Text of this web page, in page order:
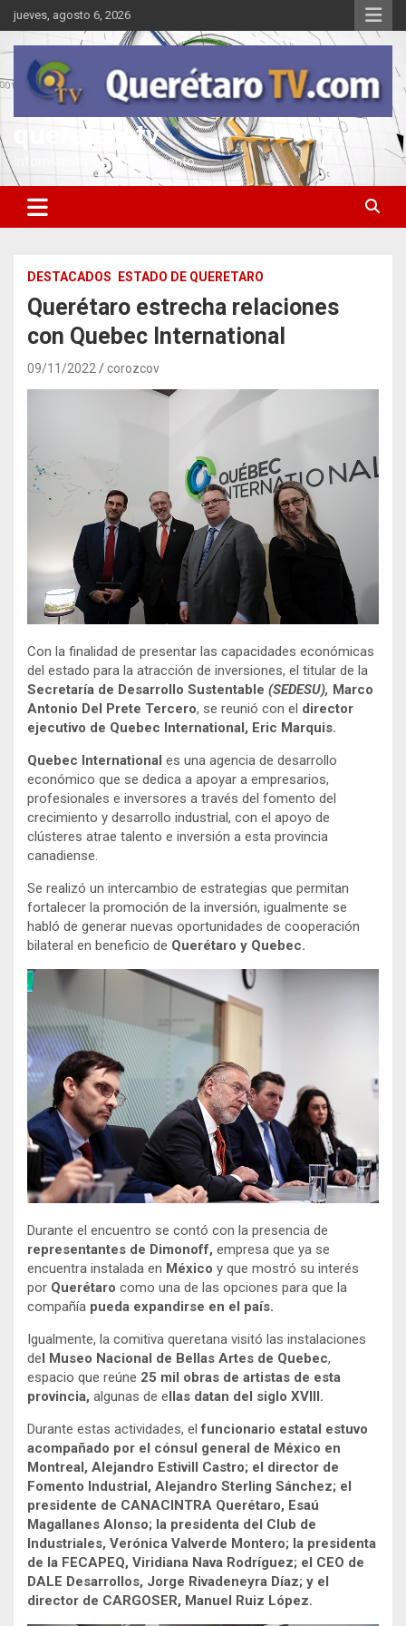
Saltar
al
contenido
jueves, agosto 6, 2026
queretarotv
Información y entretenimiento
DESTACADOS ESTADO DE QUERETARO
Querétaro estrecha relaciones
con Quebec International
09/11/2022 corozcov
Con la finalidad de presentar las capacidades económicas
del estado para la atracción de inversiones, el titular de la
Secretaría de Desarrollo Sustentable (SEDESU), Marco
Antonio Del Prete Tercero, se reunió con el director
ejecutivo de Quebec International, Eric Marquis.
Quebec International es una agencia de desarrollo
económico que se dedica a apoyar a empresarios,
profesionales e inversores a través del fomento del
crecimiento y desarrollo industrial, con el apoyo de
clústeres atrae talento e inversión a esta provincia
canadiense.
Se realizó un intercambio de estrategias que permitan
fortalecer la promoción de la inversión, igualmente se
habló de generar nuevas oportunidades de cooperación
bilateral en beneficio de Querétaro y Quebec.
Durante el encuentro se contó con la presencia de
representantes de Dimonoff, empresa que ya se
encuentra instalada en México y que mostró su interés
por Querétaro como una de las opciones para que la
compañía pueda expandirse en el país.
Igualmente, la comitiva queretana visitó las instalaciones
del Museo Nacional de Bellas Artes de Quebec,
espacio que reúne 25 mil obras de artistas de esta
provincia, algunas de ellas datan del siglo XVIII.
Durante estas actividades, elfuncionario estatal estuvo
acompañado por el cónsul general de México en
Montreal, Alejandro Estivill Castro; el director de
Fomento Industrial, Alejandro Sterling Sánchez; el
presidente de CANACINTRA Querétaro, Esaú
Magallanes Alonso; la presidenta del Club de
Industriales, Verónica Valverde Montero; la presidenta
de la FECAPEQ, Viridiana Nava Rodríguez; el CEO de
DALE Desarrollos, Jorge Rivadeneyra Díaz; y el
director de CARGOSER, Manuel Ruiz López.